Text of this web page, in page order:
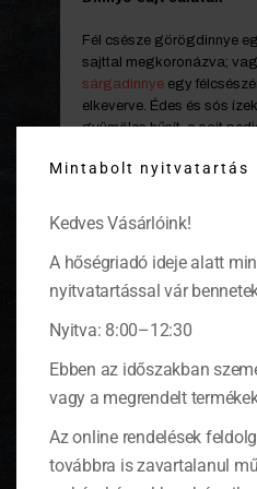
Fél csésze görögdinnye
sajttal megkoronázva;
sárgadinnye egy
elkeverve. Édes és sós
gyümölcs hűsít, a sajt
Bogyósok
mind jó csemege. Tele
édesek és savanykásak
kenjünk egy kanálnyi friss
díszítsük savanykás
Mintabolt nyitvatartás
Kedves Vásárlóink!
A hőségriadó ideje alatt
nyitvatartással vár
Nyitva: 8:00–12:30
Ebben az időszakban
vagy a megrendelt
Az online rendelések
továbbra is zavartalanul